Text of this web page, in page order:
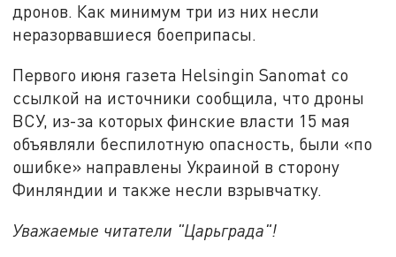
дронов. Как минимум три из них несли
неразорвавшиеся боеприпасы.
Первого июня газета Helsingin Sanomat со
ссылкой на источники сообщила, что дроны
ВСУ, из-за которых финские власти 15 мая
объявляли беспилотную опасность, были «по
ошибке» направлены Украиной в сторону
Финляндии и также несли взрывчатку.
Уважаемые читатели "Царьграда"!